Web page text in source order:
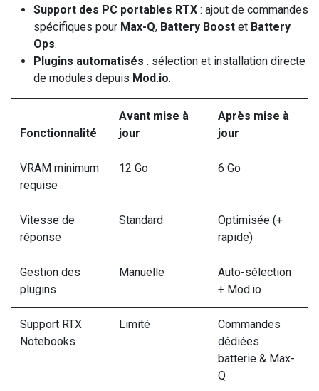
Support des PC portables RTX : ajout de commandes
spécifiques pour Max-Q, Battery Boost et Battery
Ops.
Plugins automatisés : sélection et installation directe
de modules depuis Mod.io.
Fonctionnalité
Avant mise à
jour
Après mise à
jour
VRAM minimum
requise
12 Go 6 Go
Vitesse de
réponse
Standard
Optimisée (+
rapide)
Gestion des
plugins
Manuelle
Auto-sélection
+ Mod.io
Support RTX
Notebooks
Limité
Commandes
dédiées
batterie & Max-
Q